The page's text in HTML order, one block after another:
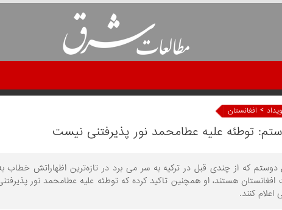
> افغانستان
توطئه علیه عطامحمد نور پذیرفتنی نیست
دوستم که از چندی قبل در ترکیه به سر می برد در تازه‌ترین اظهاراتش خطاب
افغانستان هستند، او همچنین تاکید کرده که توطئه علیه عطامحمد نور
اعلام کنند.